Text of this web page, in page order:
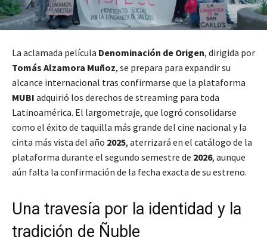
La aclamada película Denominación de Origen, dirigida por
Tomás Alzamora Muñoz, se prepara para expandir su
alcance internacional tras confirmarse que la plataforma
MUBI adquirió los derechos de streaming para toda
Latinoamérica. El largometraje, que logró consolidarse
como el éxito de taquilla más grande del cine nacional y la
cinta más vista del año 2025, aterrizará en el catálogo de la
plataforma durante el segundo semestre de 2026, aunque
aún falta la confirmación de la fecha exacta de su estreno.
Una travesía por la identidad y la
tradición de Ñuble